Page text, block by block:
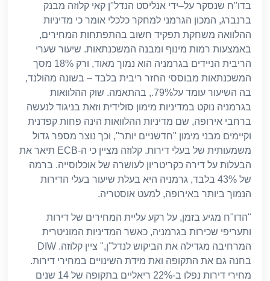
בדו"ח שנסקר על–ידי אנליסט הנדל"ן קאי קלוזה מבנק
ברנברג, המכון הגרמני למחקר כלכלי אומר כי מדיניות
ההלוואה משחקת תפקיד חשוב בהתפתחות המחירים,
באמצעות רמות מינוף ומבנה המשכנתאות. שיעור שערי
הריבית הניידים בגרמניה הוא נמוך מאוד, ורק18% מסך
המשכנתאות מבוססי החזר ריבית בלבד – בשונה מהולנד,
בה השיעור עומד על79%., בהתאמה. שוק ההלוואות
בגרמניה נוקט במדיניות מימון סולידית וזאת בניגוד לנעשה
ברחבי אירופה, שם מדיניות ההלוואות הינה פחות קפדנית
וקיימים מבני מימון "חדשניים יותר", וכך נוצר מספר גדול
משמעותית של בעלי דירות.קלוזה מציין כי ה-ECB
תיאר את
הבעלות על דירה כקריטריון לעושרה של אוכלוסייה. ברמה
של43% בלבד,גרמניה היא בעלת שיעור בעלי הדירות
הנמוך ביותר באירופה,למעט אוסטריה.
"הדו"ח מגיע בזמן,על רקע עליית המחירים של דירות
ותעריפי שכירות בגרמניה,כאשר המדיניות המוניטרית
המרחיבה מגדילה את הביקוש לנדל"ן," ציין קלוזה. DIW
בחנה גם את התקופה ואת מידת השינויים במחירי דירות.
מחירי דירות נפלו ב-22% ריאליים בתקופה של14 שנים